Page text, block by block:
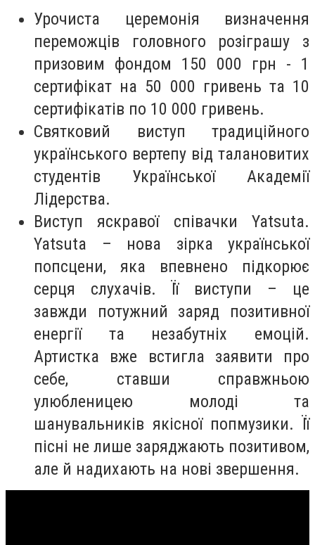
Урочиста церемонія визначення
переможців головного розіграшу з
призовим фондом 150 000 грн - 1
сертифікат на 50 000 гривень та 10
сертифікатів по 10 000 гривень.
Святковий виступ традиційного
українського вертепу від талановитих
студентів Української Академії
Лідерства.
Виступ яскравої співачки Yatsuta.
Yatsuta – нова зірка української
попсцени, яка впевнено підкорює
серця слухачів. Її виступи – це
завжди потужний заряд позитивної
енергії та незабутніх емоцій.
Артистка вже встигла заявити про
себе, ставши справжньою
улюбленицею молоді та
шанувальників якісної попмузики. Її
пісні не лише заряджають позитивом,
але й надихають на нові звершення.